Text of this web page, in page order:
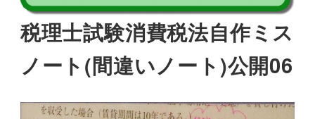
税理士試験消費税法自作ミス
ノート(間違いノート)公開06